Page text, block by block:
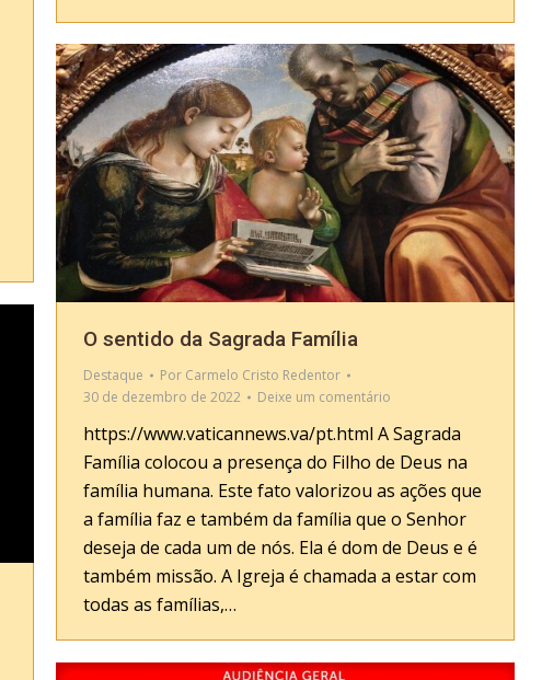
O sentido da Sagrada Família
Destaque Por Carmelo Cristo Redentor
30 de dezembro de 2022
Deixe um comentário
https://www.vaticannews.va/pt.html A Sagrada
Família colocou a presença do Filho de Deus na
família humana. Este fato valorizou as ações que
a família faz e também da família que o Senhor
deseja de cada um de nós. Ela é dom de Deus e é
também missão. A Igreja é chamada a estar com
todas as famílias,…